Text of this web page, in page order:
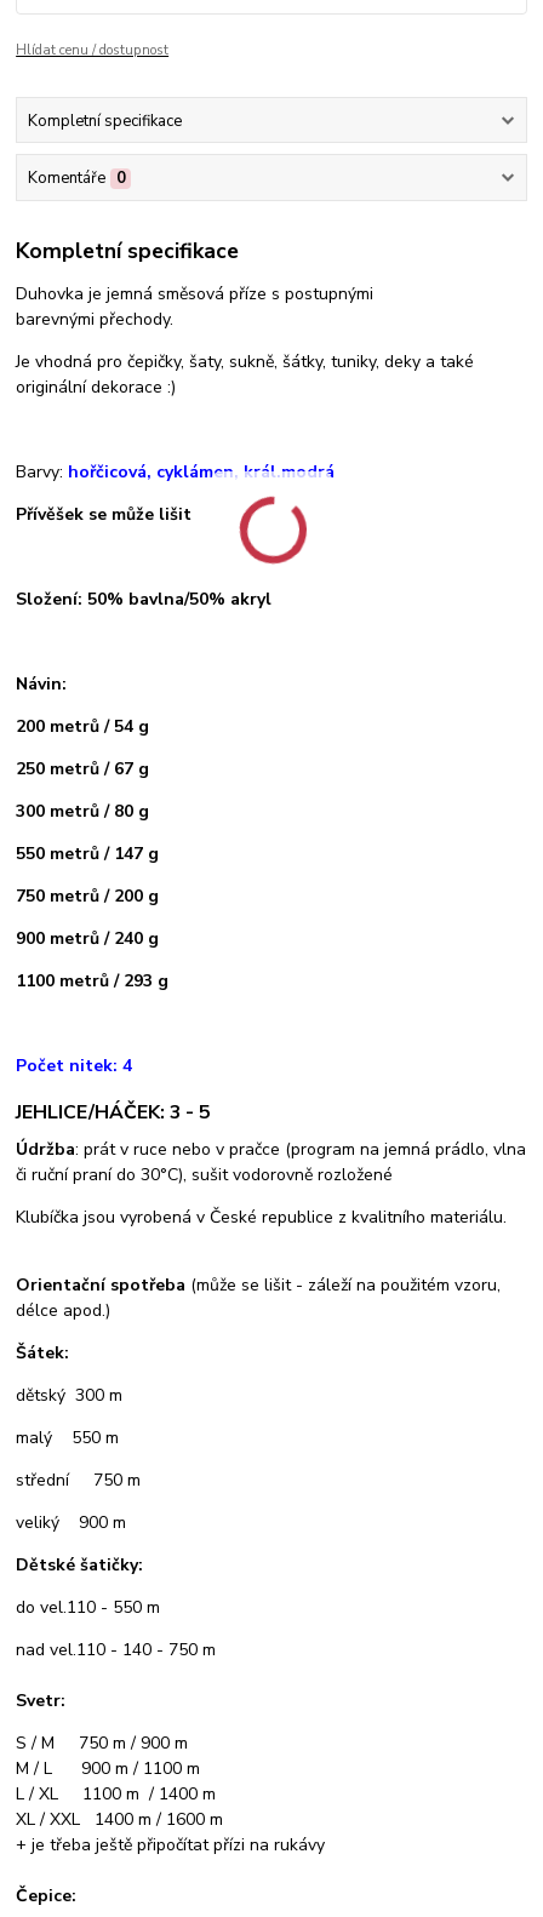
Hlídat cenu / dostupnost
Kompletní specifikace
Komentáře 0
Kompletní specifikace
Duhovka je jemná směsová příze s postupnými
barevnými přechody.
Je vhodná pro čepičky, šaty, sukně, šátky, tuniky, deky a také
originální dekorace :)
Barvy: hořčicová, cyklámen, král.modrá
Přívěšek se může lišit
Složení: 50% bavlna/50% akryl
Návin:
200 metrů / 54 g
250 metrů / 67 g
300 metrů / 80 g
550 metrů / 147 g
750 metrů / 200 g
900 metrů / 240 g
1100 metrů / 293 g
Počet nitek: 4
JEHLICE/HÁČEK: 3 - 5
Údržba: prát v ruce nebo v pračce (program na jemná prádlo, vlna
či ruční praní do 30°C), sušit vodorovně rozložené
Klubíčka jsou vyrobená v České republice z kvalitního materiálu.
Orientační spotřeba (může se lišit - záleží na použitém vzoru,
délce apod.)
Šátek:
dětský 300 m
malý 550 m
střední 750 m
veliký 900 m
Dětské šatičky:
do vel.110 - 550 m
nad vel.110 - 140 - 750 m
Svetr:
S / M 750 m / 900 m
M / L 900 m / 1100 m
L / XL 1100 m / 1400 m
XL / XXL 1400 m / 1600 m
+ je třeba ještě připočítat přízi na rukávy
Čepice: